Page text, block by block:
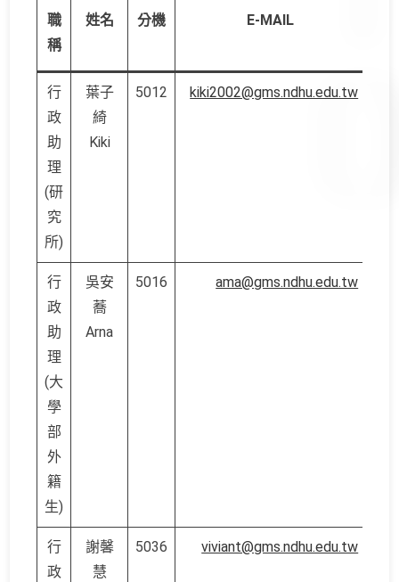
職
稱
姓名 分機 E-MAIL
行
政
助
理
(研
究
所)
葉子
綺
Kiki
5012 kiki2002@gms.ndhu.edu.tw
行
政
助
理
(大
學
部
外
籍
生)
吳安
蕎
Arna
5016 ama@gms.ndhu.edu.tw
行
政
謝馨
慧
5036 viviant@gms.ndhu.edu.tw